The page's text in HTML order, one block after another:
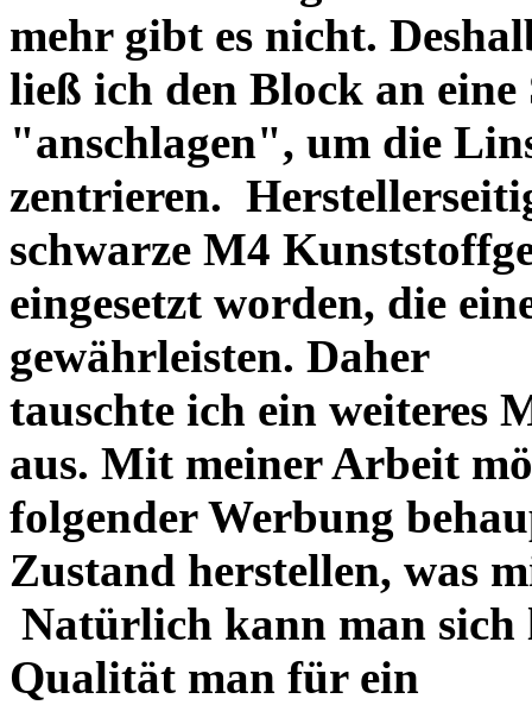
mehr gibt es nicht.
ließ ich den Block an eine
"anschlagen", um die
zentrieren.
schwarze M4
eingesetzt worden, die
gewährleisten. Daher
tauschte ich ein weiteres
aus. Mit meiner Arbeit
folgender Werbung
Zustand herstellen, was
Natürlich kann man sich
Qualität man für ein